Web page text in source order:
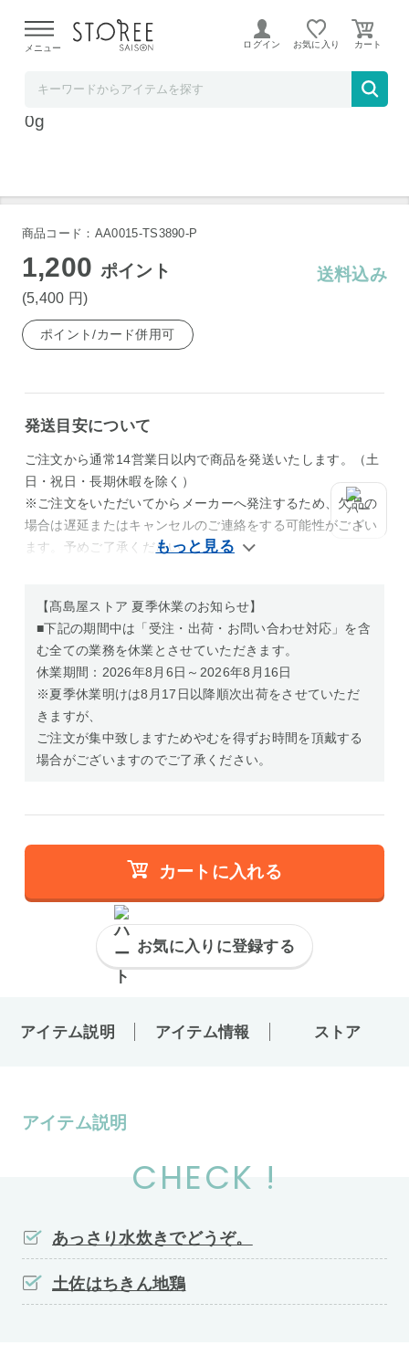
よる配送遅延が発生しております。
メニュー ログイン お気に入り
高知 土佐はちきん地鶏 モモ・ムネ 水炊用 50
0g
商品コード：AA0015-TS3890-P
1,200 ポイント
(5,400 円)
送料込み
ポイント/カード併用可
発送目安について
ご注文から通常14営業日以内で商品を発送いたします。（土
日・祝日・長期休暇を除く）
※ご注文をいただいてからメーカーへ発注するため、欠品の
場合は遅延またはキャンセルのご連絡をする可能性がござい
ます。予めご了承ください。
【髙島屋ストア 夏季休業のお知らせ】
■下記の期間中は「受注・出荷・お問い合わせ対応」を含
む全ての業務を休業とさせていただきます。
休業期間：2026年8月6日～2026年8月16日
※夏季休業明けは8月17日以降順次出荷をさせていただ
きますが、
ご注文が集中致しますためやむを得ずお時間を頂戴する
場合がございますのでご了承ください。
カートに入れる
お気に入りに登録する
アイテム説明 アイテム情報 ストア
アイテム説明
CHECK !
あっさり水炊きでどうぞ。
土佐はちきん地鶏